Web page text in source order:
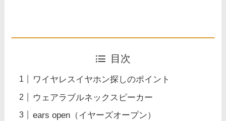
目次
ワイヤレスイヤホン探しのポイント
ウェアラブルネックスピーカー
ears open（イヤーズオープン）